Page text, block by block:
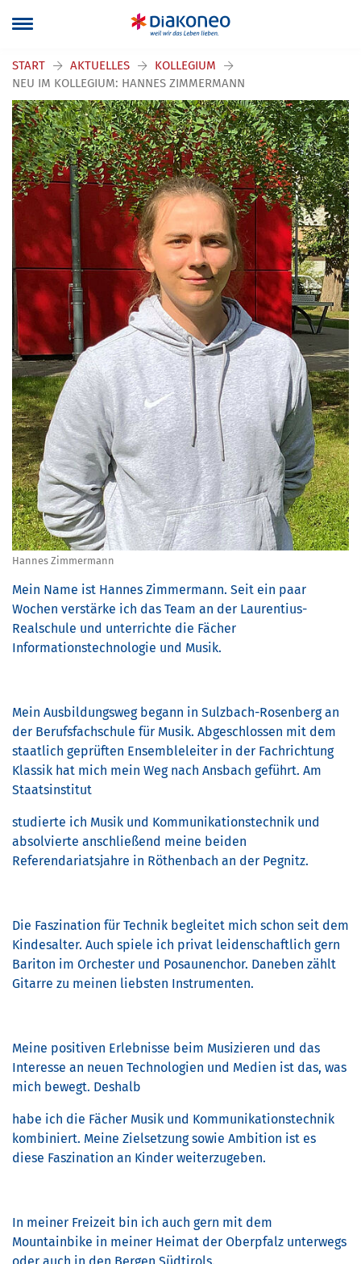
START AKTUELLES
KOLLEGIUM
NEU IM KOLLEGIUM: HANNES ZIMMERMANN
Hannes Zimmermann
Mein Name ist Hannes Zimmermann. Seit ein paar
Wochen verstärke ich das Team an der Laurentius-
Realschule und unterrichte die Fächer
Informationstechnologie und Musik.
Mein Ausbildungsweg begann in Sulzbach-Rosenberg an
der Berufsfachschule für Musik. Abgeschlossen mit dem
staatlich geprüften Ensembleleiter in der Fachrichtung
Klassik hat mich mein Weg nach Ansbach geführt. Am
Staatsinstitut
studierte ich Musik und Kommunikationstechnik und
absolvierte anschließend meine beiden
Referendariatsjahre in Röthenbach an der Pegnitz.
Die Faszination für Technik begleitet mich schon seit dem
Kindesalter. Auch spiele ich privat leidenschaftlich gern
Bariton im Orchester und Posaunenchor. Daneben zählt
Gitarre zu meinen liebsten Instrumenten.
Meine positiven Erlebnisse beim Musizieren und das
Interesse an neuen Technologien und Medien ist das, was
mich bewegt. Deshalb
habe ich die Fächer Musik und Kommunikationstechnik
kombiniert. Meine Zielsetzung sowie Ambition ist es
diese Faszination an Kinder weiterzugeben.
In meiner Freizeit bin ich auch gern mit dem
Mountainbike in meiner Heimat der Oberpfalz unterwegs